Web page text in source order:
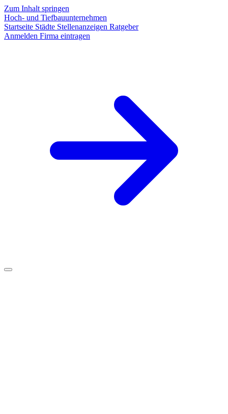
Zum Inhalt springen
Hoch- und Tiefbauunternehmen
Startseite Städte Stellenanzeigen Ratgeber
Anmelden Firma eintragen